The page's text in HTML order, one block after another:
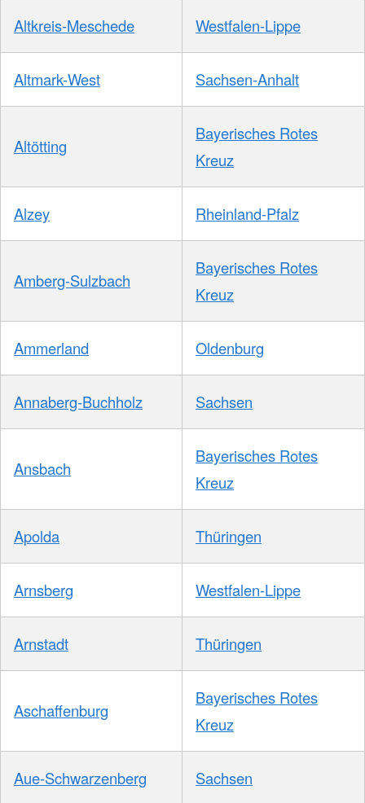
Altkreis-Meschede Westfalen-Lippe
Altmark-West Sachsen-Anhalt
Altötting
Bayerisches Rotes
Kreuz
Alzey Rheinland-Pfalz
Amberg-Sulzbach
Bayerisches Rotes
Kreuz
Ammerland Oldenburg
Annaberg-Buchholz Sachsen
Ansbach
Bayerisches Rotes
Kreuz
Apolda Thüringen
Arnsberg Westfalen-Lippe
Arnstadt Thüringen
Aschaffenburg
Bayerisches Rotes
Kreuz
Aue-Schwarzenberg Sachsen